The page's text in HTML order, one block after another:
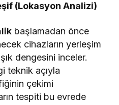
(Lokasyon Analizi)
başlamadan önce
cihazların yerleşim
dengesini inceler.
teknik açıyla
çekimi
tespiti bu evrede